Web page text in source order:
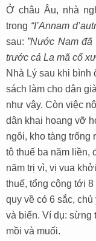
Ở châu Âu, nhà
trong “I’Annam
sau: ”Nước Nam đã
trước cả La mã cổ
Nhà Lý sau khi
sách làm cho dân
như vậy. Còn việc
dân khai hoang vỡ
ngôi, kho tàng trống
tô thuế ba năm liền,
năm trị vì, vị vua
thuế, tổng cộng tới
quy về có 6 sắc,
và biển. Ví dụ: sừng
mồi và muối.